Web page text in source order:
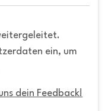
ein, um
dein Feedback!